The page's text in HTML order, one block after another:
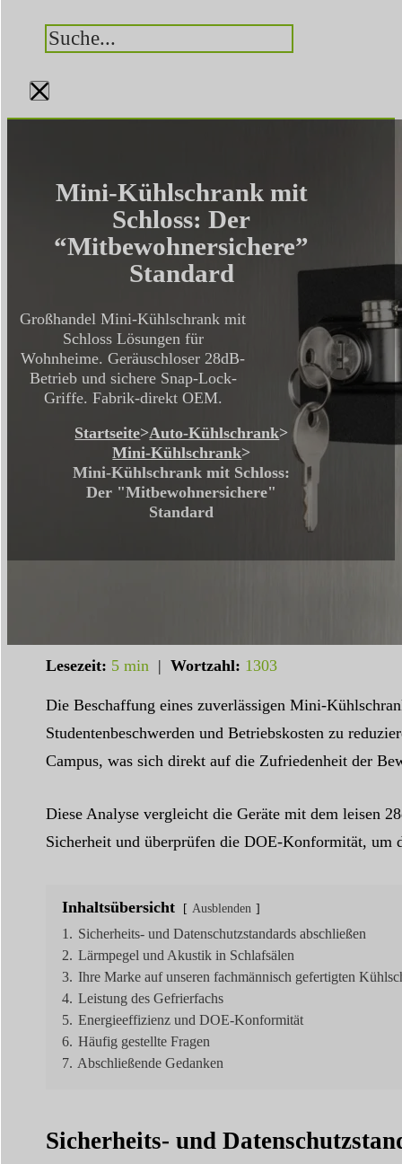
Suchen
×
Mini-Kühlschrank mit
Schloss: Der
“Mitbewohnersichere”
Standard
Großhandel Mini-Kühlschrank mit
Schloss Lösungen für
Wohnheime. Geräuschloser 28dB-
Betrieb und sichere Snap-Lock-
Griffe. Fabrik-direkt OEM.
Startseite>Auto-Kühlschrank>
Mini-Kühlschrank>
Mini-Kühlschrank mit Schloss:
Der "Mitbewohnersichere"
Standard
Lesezeit: 5 min| Wortzahl: 1303
Die Beschaffung eines zuverlässigen Mini-
Studentenbeschwerden und Betriebskosten zu
Campus, was sich direkt auf die Zufriedenheit der
Diese Analyse vergleicht die Geräte mit dem leisen
Sicherheit und überprüfen die DOE-Konformität,
Inhaltsübersicht Ausblenden
1. Sicherheits- und Datenschutzstandards abschließen
2. Lärmpegel und Akustik in Schlafsälen
3. Ihre Marke auf unseren fachmännisch gefertigten
4. Leistung des Gefrierfachs
5. Energieeffizienz und DOE-Konformität
6. Häufig gestellte Fragen
7. Abschließende Gedanken
Sicherheits- und